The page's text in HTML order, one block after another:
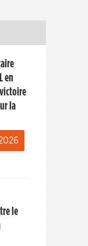
en
la
le